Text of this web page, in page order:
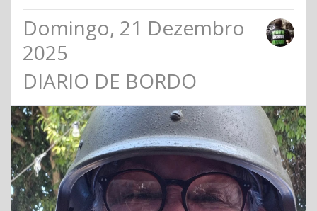
Domingo, 21 Dezembro
2025
DIARIO DE BORDO